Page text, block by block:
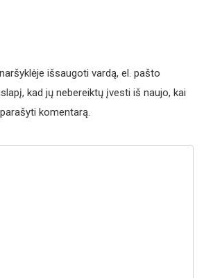
išsaugoti vardą, el. pašto
kad jų nebereiktų įvesti iš naujo, kai
komentarą.